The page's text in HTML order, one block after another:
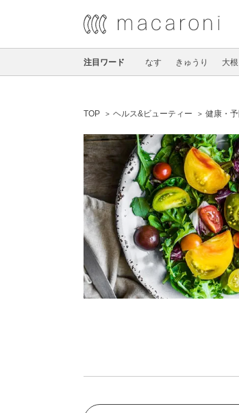
注目ワード なす きゅうり 大根
TOP ヘルス&ビューティー 健康・